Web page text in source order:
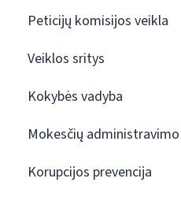
Peticijų komisijos veikla
Veiklos sritys
Kokybės vadyba
Mokesčių
Korupcijos prevencija